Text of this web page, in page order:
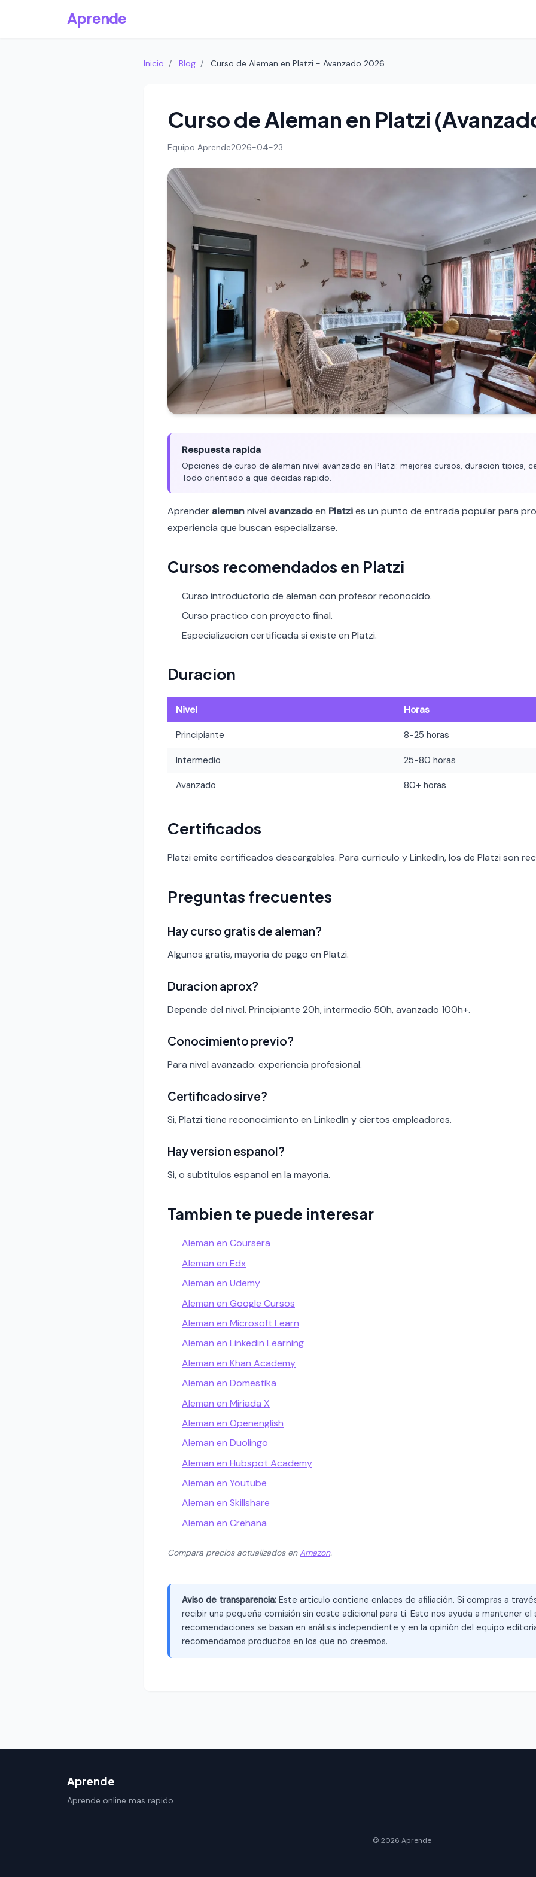
Aprende
Inicio / Blog / Curso de Aleman en Platzi - Avanzado 2026
Curso de Aleman en Platzi
Equipo Aprende2026-04-23
Respuesta rapida
Opciones de curso de aleman nivel avanzado en Platzi: mejores cursos, duracion tipica,
Todo orientado a que decidas rapido.
Aprender alemannivel avanzadoen Platzies un punto de entrada popular para
experiencia que buscan especializarse.
Cursos recomendados en Platzi
Curso introductorio de aleman con profesor reconocido.
Curso practico con proyecto final.
Especializacion certificada si existe en Platzi.
Duracion
Nivel Horas
Principiante 8-25 horas
Intermedio 25-80 horas
Avanzado 80+ horas
Certificados
Platzi emite certificados descargables. Para curriculo y LinkedIn, los de Platzi son
Preguntas frecuentes
Hay curso gratis de aleman?
Algunos gratis, mayoria de pago en Platzi.
Duracion aprox?
Depende del nivel. Principiante 20h, intermedio 50h, avanzado 100h+.
Conocimiento previo?
Para nivel avanzado: experiencia profesional.
Certificado sirve?
Si, Platzi tiene reconocimiento en LinkedIn y ciertos empleadores.
Hay version espanol?
Si, o subtitulos espanol en la mayoria.
Tambien te puede interesar
Aleman en Coursera
Aleman en Edx
Aleman en Udemy
Aleman en Google Cursos
Aleman en Microsoft Learn
Aleman en Linkedin Learning
Aleman en Khan Academy
Aleman en Domestika
Aleman en Miriada X
Aleman en Openenglish
Aleman en Duolingo
Aleman en Hubspot Academy
Aleman en Youtube
Aleman en Skillshare
Aleman en Crehana
Compara precios actualizados enAmazon.
Aviso de transparencia: Este artículo contiene enlaces de afiliación. Si compras a
recibir una pequeña comisión sin coste adicional para ti. Esto nos ayuda a mantener el
recomendaciones se basan en análisis independiente y en la opinión del equipo
recomendamos productos en los que no creemos.
Aprende
Aprende online mas rapido
© 2026 Aprende